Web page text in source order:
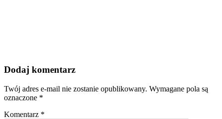
Dodaj komentarz
Twój adres e-mail nie zostanie opublikowany. Wymagane pola są
oznaczone *
Komentarz *